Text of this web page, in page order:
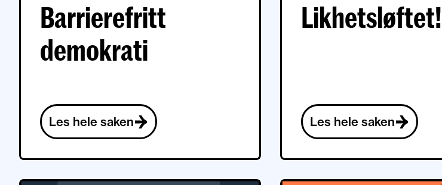
Barrierefritt
demokrati
Les hele saken
Likhetsløftet!
Les hele saken